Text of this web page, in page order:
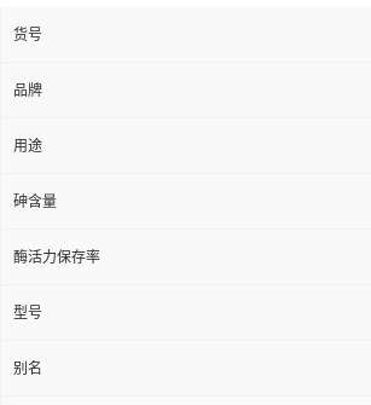
货号
品牌
用途
砷含量
酶活力保存率
型号
别名